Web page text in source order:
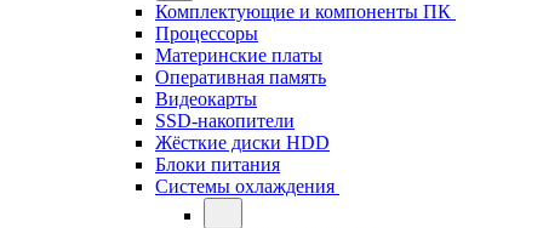
Комплектующие и компоненты ПК
Процессоры
Материнские платы
Оперативная память
Видеокарты
SSD-накопители
Жёсткие диски HDD
Блоки питания
Системы охлаждения